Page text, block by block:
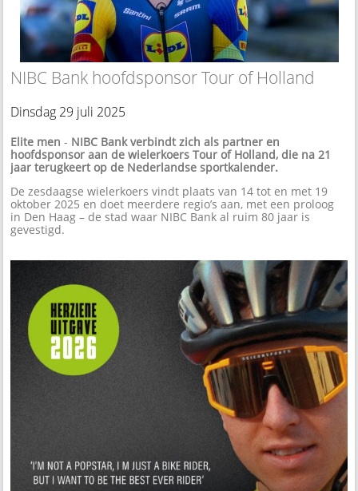
NIBC Bank hoofdsponsor Tour of Holland
Dinsdag 29 juli 2025
Elite men - NIBC Bank verbindt zich als partner en
hoofdsponsor aan de wielerkoers Tour of Holland, die na 21
jaar terugkeert op de Nederlandse sportkalender.
De zesdaagse wielerkoers vindt plaats van 14 tot en met 19
oktober 2025 en doet meerdere regio’s aan, met een proloog
in Den Haag – de stad waar NIBC Bank al ruim 80 jaar is
gevestigd.